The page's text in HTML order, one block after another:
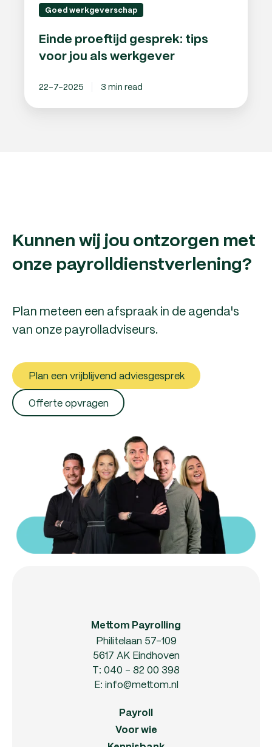
Goed werkgeverschap
Einde proeftijd gesprek: tips
voor jou als werkgever
22-7-2025 3 min read
Kunnen wij jou ontzorgen met
onze payrolldienstverlening?
Plan meteen een afspraak in de agenda's
van onze payrolladviseurs.
Plan een vrijblijvend adviesgesprek
Offerte opvragen
Mettom Payrolling
Philitelaan 57-109
5617 AK Eindhoven
T: 040 - 82 00 398
E: info@mettom.nl
Payroll
Voor wie